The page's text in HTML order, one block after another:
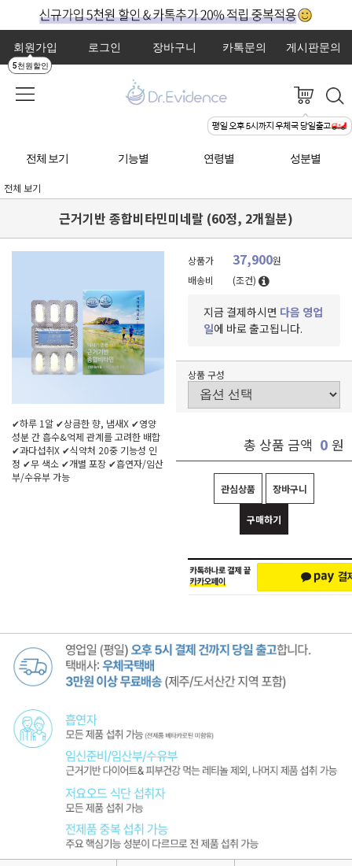
회원가입
5천원할인
로그인 장바구니 카톡문의 게시판문의
전체 보기 기능별 연령별 성분별
전체 보기
근거기반 종합비타민미네랄 (60정, 2개월분)
✔하루 1알 ✔상큼한 향, 냄새X ✔영양
성분 간 흡수&억제 관계를 고려한 배합
✔과다섭취X ✔식약처 20중 기능성 인
정 ✔무 색소 ✔개별 포장 ✔흡연자/임산
부/수유부 가능
상품가 37,900원
배송비
(조건)
지금 결제하시면 다음 영업
일에 바로 출고됩니다.
상품 구성
총 상품 금액 0 원
관심상품 장바구니
구매하기